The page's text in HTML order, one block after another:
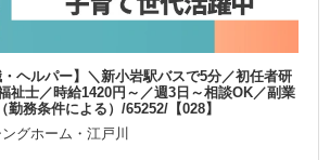
・ヘルパー】＼新小岩駅バスで5分／初任者研
祉士／時給1420円～／週3日～相談OK／副業
務条件による）/65252/【028】
グホーム・江戸川